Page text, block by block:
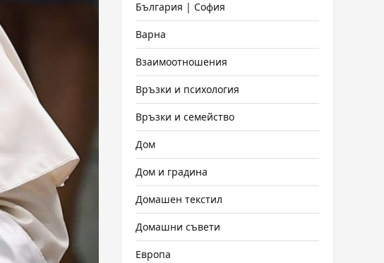
България | София
Варна
Взаимоотношения
Връзки и психология
Връзки и семейство
Дом
Дом и градина
Домашен текстил
Домашни съвети
Европа